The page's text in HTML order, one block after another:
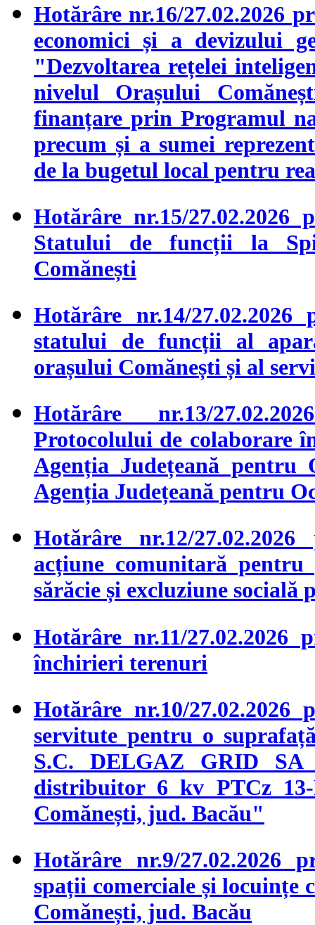
Hotărâre nr.16/27.02.2026
economici și a devizului
"Dezvoltarea rețelei
nivelul Orașului
finanțare prin Programul
precum și a sumei
de la bugetul local pentru
Hotărâre nr.15/
Statului de funcții la
Comănești
Hotărâre nr.14/
statului de funcții al
orașului Comănești și al
Hotărâre nr.13/
Protocolului de colaborare
Agenția Județeană pentru
Agenția Județeană pentru
Hotărâre nr.12/
acțiune comunitară pentru
sărăcie și excluziune socială
Hotărâre nr.11/
închirieri terenuri
Hotărâre nr.10/
servitute pentru o
S.C. DELGAZ GRID SA
distribuitor 6 kv PTCz
Comănești, jud. Bacău"
Hotărâre nr.9/
spații comerciale și locuințe
Comănești, jud. Bacău